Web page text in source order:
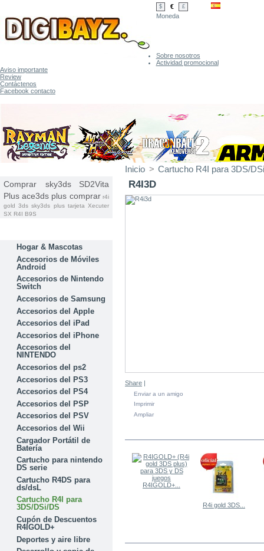
$ € £
Moneda
Sobre nosotros
Actividad promocional
Aviso importante
Review
Contáctenos
Facebook contacto
Comprar sky3ds
SD2Vita
Plus ace3ds plus comprar r4i
gold 3ds sky3ds plus tarjeta Xecuter
SX R4I B9S
Hogar & Mascotas
Accesorios de Móviles
Android
Accesorios de Nintendo
Switch
Accesorios de Samsung
Accesorios del Apple
Accesorios del iPad
Accesorios del iPhone
Accesorios del
NINTENDO
Accesorios del ps2
Accesorios del PS3
Accesorios del PS4
Accesorios del PSP
Accesorios del PSV
Accesorios del Wii
Cargador Portátil de
Batería
Cartucho para nintendo
DS serie
Cartucho R4DS para
ds/dsL
Cartucho R4I para
3DS/DSi/DS
Cupón de Descuentos
R4IGOLD+
Deportes y aire libre
Inicio > Cartucho R4I para 3DS/
R4I3D
Share
Enviar a un amigo
Imprimir
Ampliar
R4IGOLD+...
R4i gold 3DS...